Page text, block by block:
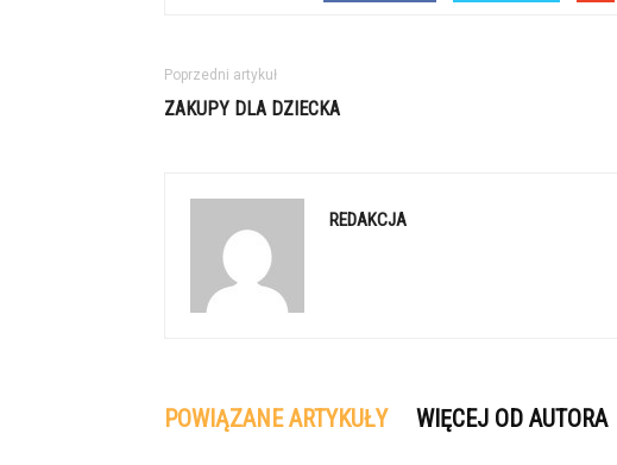
Poprzedni artykuł
ZAKUPY DLA DZIECKA
REDAKCJA
POWIĄZANE ARTYKUŁY WIĘCEJ OD AUTORA